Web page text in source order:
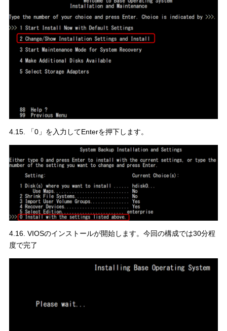
4.15. 「0」を入力してEnterを押下します。
4.16. VIOSのインストールが開始します。今回の構成では30分程
度で完了